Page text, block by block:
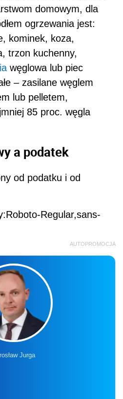
domowym, dla
ogrzewania jest:
kominek, koza,
trzon kuchenny,
węglowa lub piec
– zasilane węglem
lub pelletem,
85 proc. węgla
a podatek
od podatku i od
Regular,sans-
AUTOPROMOCJA
Jurga